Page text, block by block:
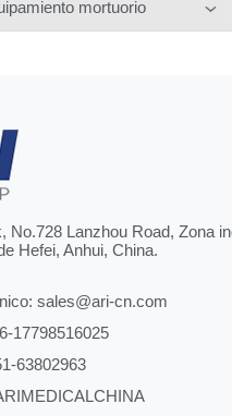
mortuorio
No.728 Lanzhou Road, Zona
Hefei, Anhui, China.
sales@ari-cn.com
17798516025
63802963